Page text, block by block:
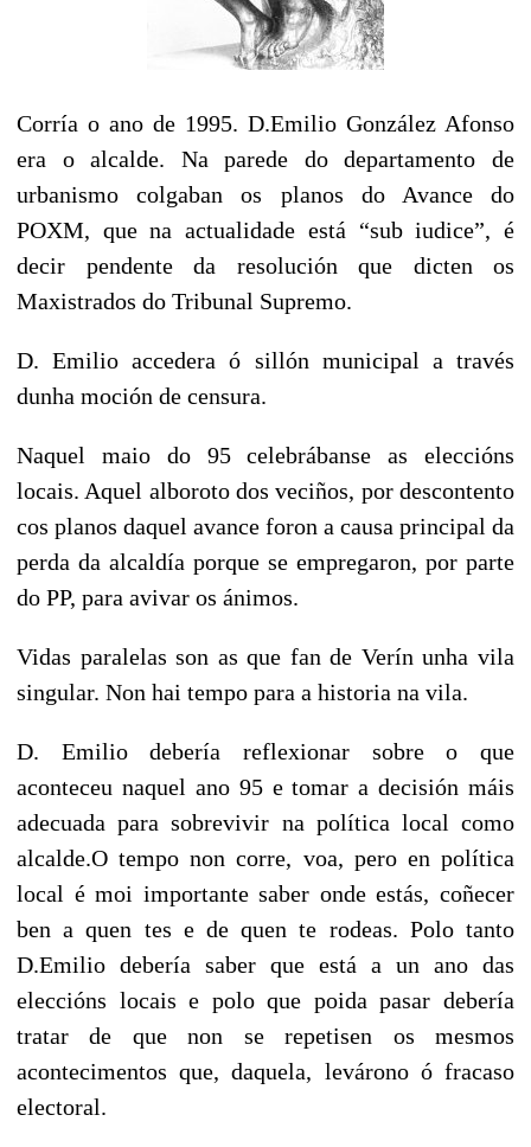
Corría o ano de 1995. D.Emilio González Afonso
era o alcalde. Na parede do departamento de
urbanismo colgaban os planos do Avance do
POXM, que na actualidade está “sub iudice”, é
decir pendente da resolución que dicten os
Maxistrados do Tribunal Supremo.
D. Emilio accedera ó sillón municipal a través
dunha moción de censura.
Naquel maio do 95 celebrábanse as eleccións
locais. Aquel alboroto dos veciños, por descontento
cos planos daquel avance foron a causa principal da
perda da alcaldía porque se empregaron, por parte
do PP, para avivar os ánimos.
Vidas paralelas son as que fan de Verín unha vila
singular. Non hai tempo para a historia na vila.
D. Emilio debería reflexionar sobre o que
aconteceu naquel ano 95 e tomar a decisión máis
adecuada para sobrevivir na política local como
alcalde.O tempo non corre, voa, pero en política
local é moi importante saber onde estás, coñecer
ben a quen tes e de quen te rodeas. Polo tanto
D.Emilio debería saber que está a un ano das
eleccións locais e polo que poida pasar debería
tratar de que non se repetisen os mesmos
acontecimentos que, daquela, levárono ó fracaso
electoral.